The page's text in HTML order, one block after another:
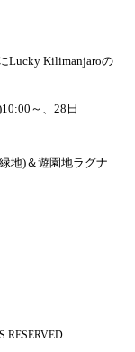
Lucky Kilimanjaroの
10:00～、28日
地)＆遊園地ラ グナ
RESERVED.